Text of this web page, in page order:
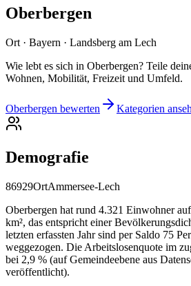
Oberbergen
Ort · Bayern · Landsberg am Lech
Wie lebt es sich in Oberbergen? Teile
Wohnen, Mobilität, Freizeit und Umfeld.
Oberbergen bewerten Kategorien
Demografie
86929OrtAmmersee-Lech
Oberbergen hat rund 4.321 Einwohner
km², das entspricht einer
letzten erfassten Jahr sind per Saldo 75
weggezogen. Die Arbeitslosenquote im
bei 2,9 % (auf Gemeindeebene aus
veröffentlicht).